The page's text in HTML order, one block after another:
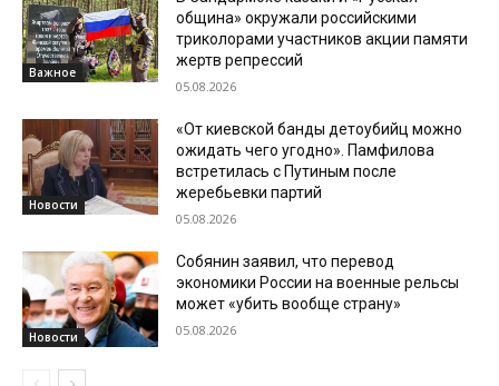
Важное
община» окружали российскими
триколорами участников акции памяти
жертв репрессий
05.08.2026
Новости
«От киевской банды детоубийц можно
ожидать чего угодно». Памфилова
встретилась с Путиным после
жеребьевки партий
05.08.2026
Новости
Собянин заявил, что перевод
экономики России на военные рельсы
может «убить вообще страну»
05.08.2026